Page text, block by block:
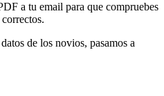
a tu email para que compruebes
de los novios, pasamos a